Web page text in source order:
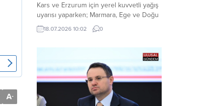
A-
Kars ve Erzurum için yerel kuvvetli yağış
uyarısı yaparken; Marmara, Ege ve Doğu
Anadolu’nun belirli kesimlerinde ise
saatte 60 kilometre hıza ulaşabilecek
tedbirli olmaya çağırdı. Haber Merkezi –
Çevre, Şehircilik ve İklim Değişikliği
Bakanlığı Meteoroloji Genel Müdürlüğü,
ülke genelini kapsayan son hava...
18.07.2026 10:02 0